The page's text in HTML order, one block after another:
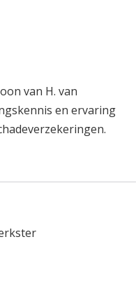
van H. van
en ervaring